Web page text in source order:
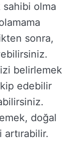
olma
sonra,
belirlemek
edebilir
doğal